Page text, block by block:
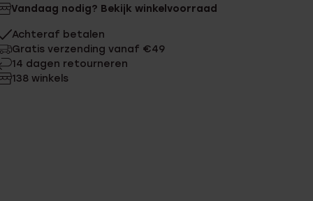
Vandaag nodig? Bekijk winkelvoorraad
Achteraf betalen
Gratis verzending vanaf €49
14 dagen retourneren
138 winkels